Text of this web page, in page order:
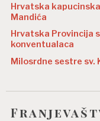
Hrvatska
Mandića
Hrvatska Provincija
konventualaca
Milosrdne sestre sv.